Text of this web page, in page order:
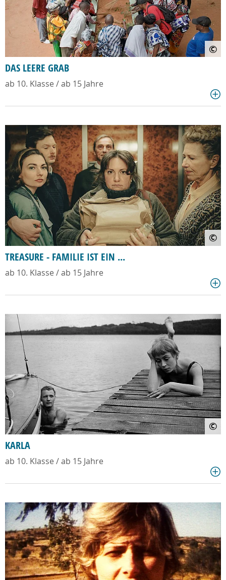
©
DAS LEERE GRAB
ab 10. Klasse / ab 15 Jahre
©
TREASURE - FAMILIE IST EIN ...
ab 10. Klasse / ab 15 Jahre
©
KARLA
ab 10. Klasse / ab 15 Jahre